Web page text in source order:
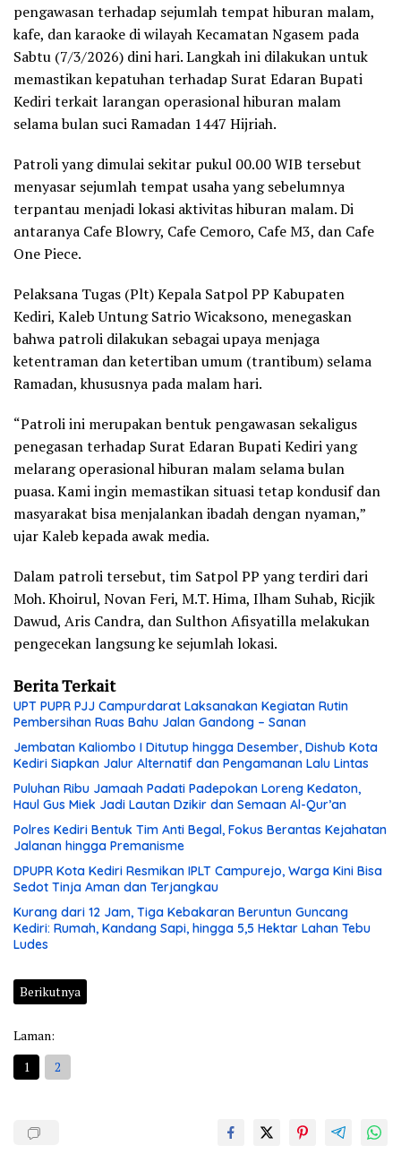
pengawasan terhadap sejumlah tempat hiburan malam,
kafe, dan karaoke di wilayah Kecamatan Ngasem pada
Sabtu (7/3/2026) dini hari. Langkah ini dilakukan untuk
memastikan kepatuhan terhadap Surat Edaran Bupati
Kediri terkait larangan operasional hiburan malam
selama bulan suci Ramadan 1447 Hijriah.
Patroli yang dimulai sekitar pukul 00.00 WIB tersebut
menyasar sejumlah tempat usaha yang sebelumnya
terpantau menjadi lokasi aktivitas hiburan malam. Di
antaranya Cafe Blowry, Cafe Cemoro, Cafe M3, dan Cafe
One Piece.
Pelaksana Tugas (Plt) Kepala Satpol PP Kabupaten
Kediri, Kaleb Untung Satrio Wicaksono, menegaskan
bahwa patroli dilakukan sebagai upaya menjaga
ketentraman dan ketertiban umum (trantibum) selama
Ramadan, khususnya pada malam hari.
“Patroli ini merupakan bentuk pengawasan sekaligus
penegasan terhadap Surat Edaran Bupati Kediri yang
melarang operasional hiburan malam selama bulan
puasa. Kami ingin memastikan situasi tetap kondusif dan
masyarakat bisa menjalankan ibadah dengan nyaman,”
ujar Kaleb kepada awak media.
Dalam patroli tersebut, tim Satpol PP yang terdiri dari
Moh. Khoirul, Novan Feri, M.T. Hima, Ilham Suhab, Ricjik
Dawud, Aris Candra, dan Sulthon Afisyatilla melakukan
pengecekan langsung ke sejumlah lokasi.
Berita Terkait
UPT PUPR PJJ Campurdarat Laksanakan Kegiatan Rutin
Pembersihan Ruas Bahu Jalan Gandong – Sanan
Jembatan Kaliombo I Ditutup hingga Desember, Dishub Kota
Kediri Siapkan Jalur Alternatif dan Pengamanan Lalu Lintas
Puluhan Ribu Jamaah Padati Padepokan Loreng Kedaton,
Haul Gus Miek Jadi Lautan Dzikir dan Semaan Al-Qur’an
Polres Kediri Bentuk Tim Anti Begal, Fokus Berantas Kejahatan
Jalanan hingga Premanisme
DPUPR Kota Kediri Resmikan IPLT Campurejo, Warga Kini Bisa
Sedot Tinja Aman dan Terjangkau
Kurang dari 12 Jam, Tiga Kebakaran Beruntun Guncang
Kediri: Rumah, Kandang Sapi, hingga 5,5 Hektar Lahan Tebu
Ludes
Berikutnya
Laman:
1
2